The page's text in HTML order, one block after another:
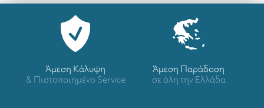
Άμεση Κάλυψη
& Πιστοποιημένο Service
Άμεση Παράδοση
σε όλη την Ελλάδα